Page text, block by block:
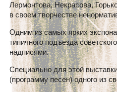
Лермонтова, Некрасова,
в своем творчестве
Одним из самых ярких
типичного подъезда
надписями.
Специально для этой
(программу песен) одного из